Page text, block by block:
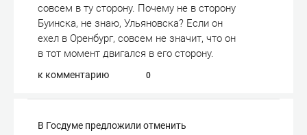
совсем в ту сторону. Почему не в сторону
Буинска, не знаю, Ульяновска? Если он
ехел в Оренбург, совсем не значит, что он
в тот момент двигался в его сторону.
к комментарию 0
В Госдуме предложили отменить